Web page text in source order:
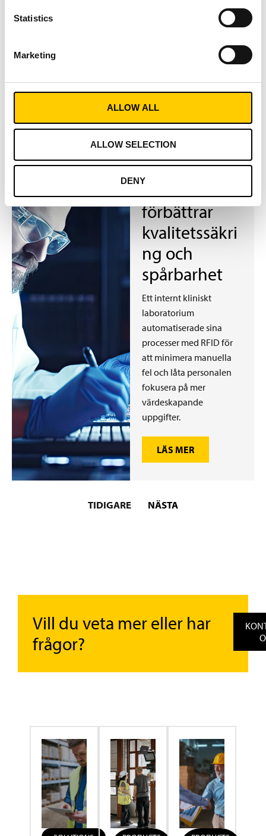
Statistics
Marketing
ALLOW ALL
ALLOW SELECTION
DENY
oöverträffad precision
KLINISKT
RFID i
laboratorier
förbättrar
kvalitetssäkri
ng och
spårbarhet
Ett internt kliniskt
laboratorium
automatiserade sina
processer med RFID för
att minimera manuella
fel och låta personalen
fokusera på mer
värdeskapande
uppgifter.
LÄS MER
TIDIGARE NÄSTA
Vill du veta mer eller har
frågor?